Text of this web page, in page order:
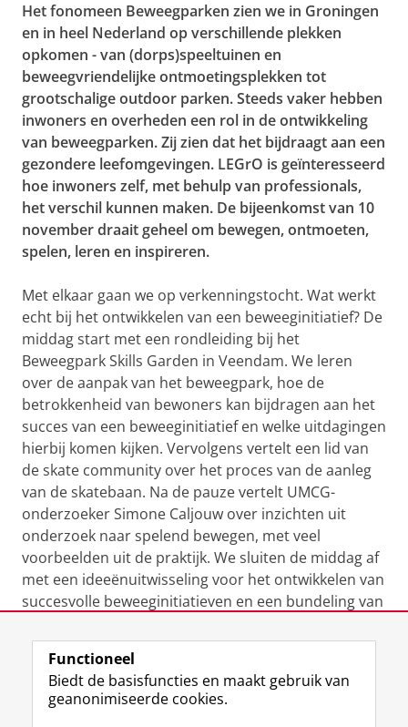
Het fonomeen Beweegparken zien we in Groningen
en in heel Nederland op verschillende plekken
opkomen - van (dorps)speeltuinen en
beweegvriendelijke ontmoetingsplekken tot
grootschalige outdoor parken. Steeds vaker hebben
inwoners en overheden een rol in de ontwikkeling
van beweegparken. Zij zien dat het bijdraagt aan een
gezondere leefomgevingen. LEGrO is geïnteresseerd
hoe inwoners zelf, met behulp van professionals,
het verschil kunnen maken. De bijeenkomst van 10
november draait geheel om bewegen, ontmoeten,
spelen, leren en inspireren.
Met elkaar gaan we op verkenningstocht. Wat werkt
echt bij het ontwikkelen van een beweeginitiatief? De
middag start met een rondleiding bij het
Beweegpark Skills Garden in Veendam. We leren
over de aanpak van het beweegpark, hoe de
betrokkenheid van bewoners kan bijdragen aan het
succes van een beweeginitiatief en welke uitdagingen
hierbij komen kijken. Vervolgens vertelt een lid van
de skate community over het proces van de aanleg
van de skatebaan. Na de pauze vertelt UMCG-
onderzoeker Simone Caljouw over inzichten uit
onderzoek naar spelend bewegen, met veel
voorbeelden uit de praktijk. We sluiten de middag af
met een ideeënuitwisseling voor het ontwikkelen van
succesvolle beweeginitiatieven en een bundeling van
Registratie
Programma & meer informatie
Functioneel
Biedt de basisfuncties en maakt gebruik van
geanonimiseerde cookies.